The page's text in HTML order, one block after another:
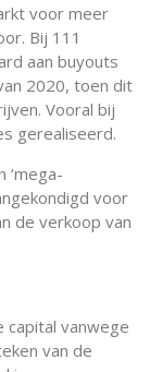
voor meer
Bij 111
aan buyouts
2020, toen dit
Vooral bij
gerealiseerd.
‘mega-
voor
de verkoop van
capital vanwege
van de